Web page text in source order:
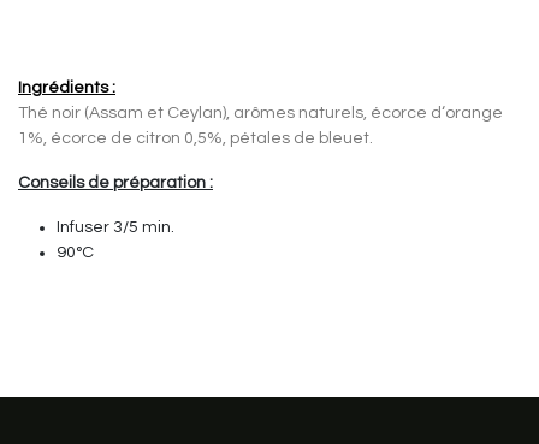
Ingrédients :
Thé noir (Assam et Ceylan), arômes naturels, écorce d‘orange
1%, écorce de citron 0,5%, pétales de bleuet.
Conseils de préparation :
Infuser 3/5 min.
90°C